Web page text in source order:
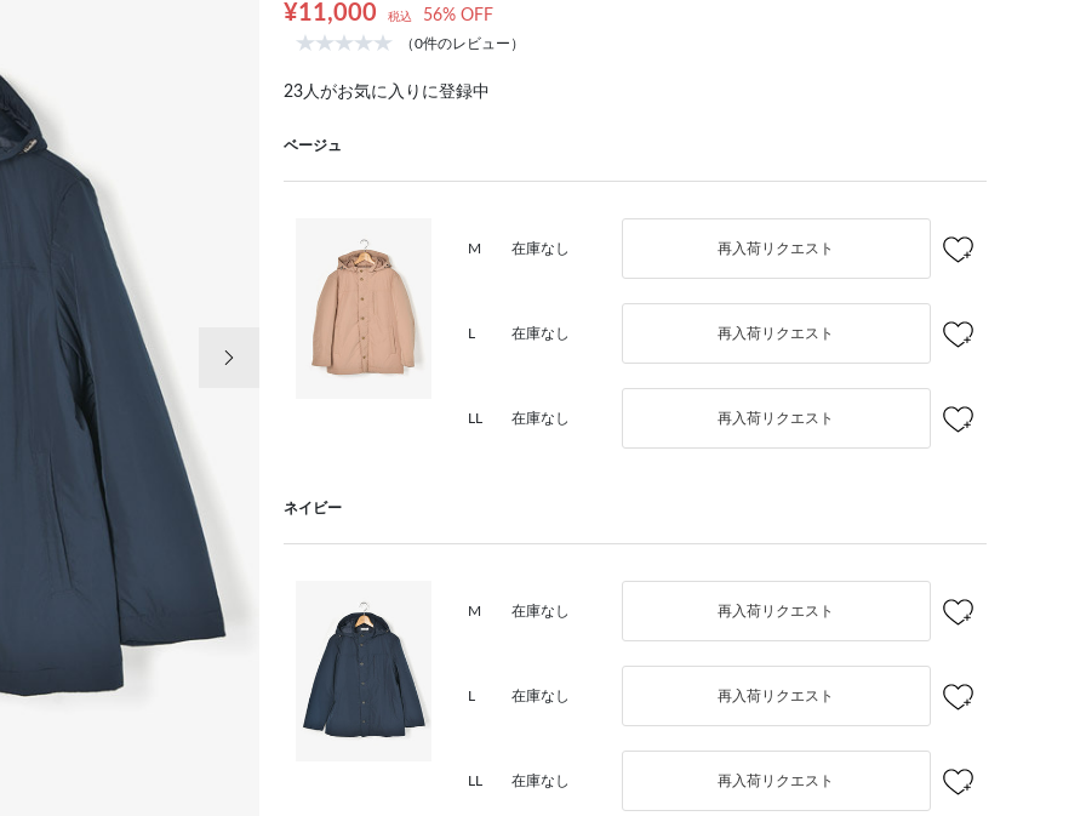
¥11,000
税込 56% OFF
（0件のレビュー）
23人がお気に入りに登録中
ベージュ
M 在庫なし 再入荷リクエスト
L 在庫なし 再入荷リクエスト
LL 在庫なし 再入荷リクエスト
ネイビー
M 在庫なし 再入荷リクエスト
L 在庫なし 再入荷リクエスト
LL 在庫なし 再入荷リクエスト